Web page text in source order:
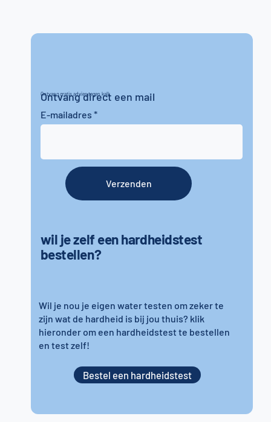
Ontvang gratis advies tegen kalk
Ontvang direct een mail
wil je zelf een hardheidstest
bestellen?
E-mailadres
Wil je nou je eigen water testen om zeker te
zijn wat de hardheid is bij jou thuis? klik
hieronder om een hardheidstest te bestellen
en test zelf!
Verzenden
Bestel een hardheidstest